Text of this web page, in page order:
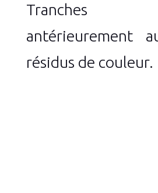
Tranches
antérieurement
résidus de couleur.